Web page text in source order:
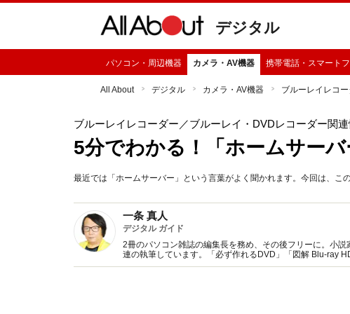
デジタル
パソコン・周辺機器 カメラ・AV機器 携帯電話・スマート
All About デジタル カメラ・AV機器 ブルーレイレコー
ブルーレイレコーダー ／ブルーレイ・DVDレコーダー関
5分でわかる！「ホームサーバ
最近では「ホームサーバー」という言葉がよく聞かれます。今回は、こ
一条 真人
デジタル ガイド
2冊のパソコン雑誌の編集長を務め、その後フリーに。小
連の執筆しています。「必ず作れるDVD」「図解 Blu-ray